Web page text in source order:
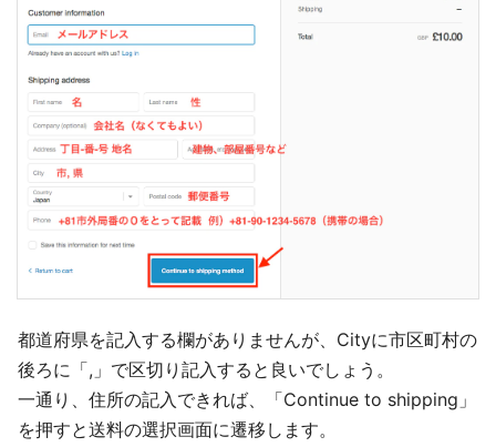
都道府県を記入する欄がありませんが、Cityに市区町村の
後ろに「,」で区切り記入すると良いでしょう。
一通り、住所の記入できれば、「Continue to shipping」
を押すと送料の選択画面に遷移します。